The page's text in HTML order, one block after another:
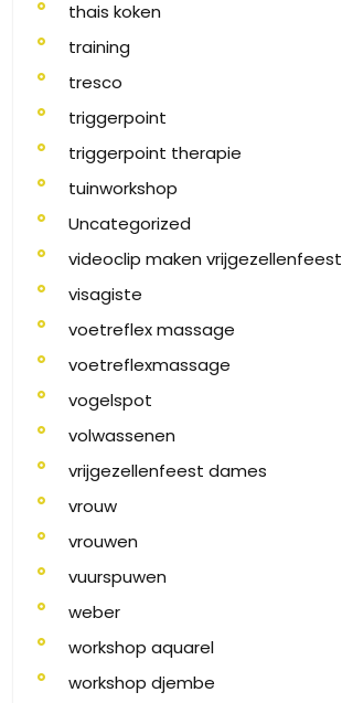
thais koken
training
tresco
triggerpoint
triggerpoint therapie
tuinworkshop
Uncategorized
videoclip maken vrijgezellenfeest
visagiste
voetreflex massage
voetreflexmassage
vogelspot
volwassenen
vrijgezellenfeest dames
vrouw
vrouwen
vuurspuwen
weber
workshop aquarel
workshop djembe